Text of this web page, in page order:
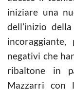
iniziare una
dell’inizio
negativi che
ribaltone in
Mazzarri con